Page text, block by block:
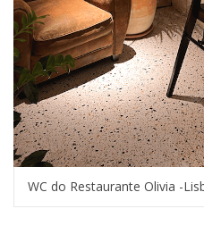
WC do Restaurante Olivia -